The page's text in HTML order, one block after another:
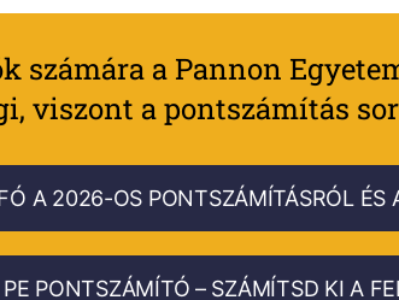
számára a Pannon
viszont a pontszámítás
A 2026-OS PONTSZÁMÍTÁSRÓL
PE PONTSZÁMÍTÓ – SZÁMÍTSD KI A